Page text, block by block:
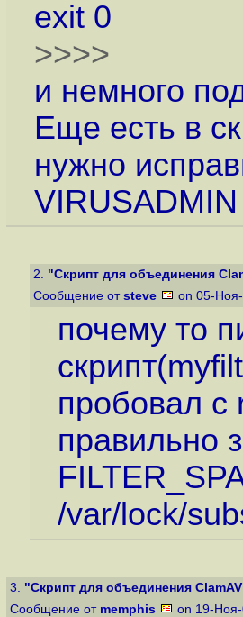
exit 0
>>>>
и немного
Еще есть в
нужно
VIRUSADMIN
2. "Скрипт для объединения
Сообщение от steve on 05-
почему то
пробовал c
правильно
/var/lock/
3. "Скрипт для объединения
Сообщение от memphis on 19-